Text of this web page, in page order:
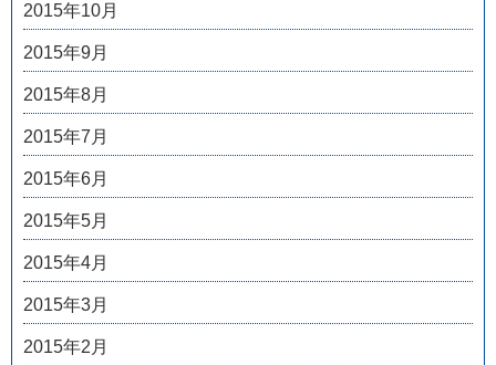
2015年10月
2015年9月
2015年8月
2015年7月
2015年6月
2015年5月
2015年4月
2015年3月
2015年2月